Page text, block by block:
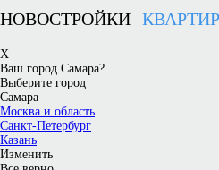
НОВОСТРОЙКИ
X
Ваш город Самара?
Выберите город
Самара
Москва и область
Санкт-Петербург
Казань
Изменить